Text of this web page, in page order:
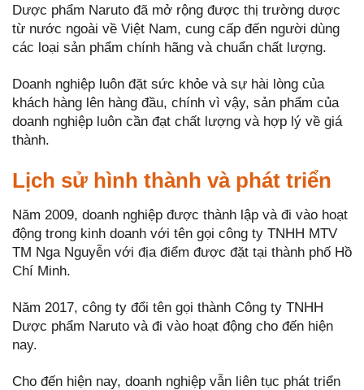
Dược phẩm Naruto đã mở rộng được thị trường dược
từ nước ngoài về Việt Nam, cung cấp đến người dùng
các loại sản phẩm chính hãng và chuẩn chất lượng.
Doanh nghiệp luôn đặt sức khỏe và sự hài lòng của
khách hàng lên hàng đầu, chính vì vậy, sản phẩm của
doanh nghiệp luôn cần đạt chất lượng và hợp lý về giá
thành.
Lịch sử hình thành và phát triển
Năm 2009, doanh nghiệp được thành lập và đi vào hoạt
động trong kinh doanh với tên gọi công ty TNHH MTV
TM Nga Nguyễn với địa điểm được đặt tại thành phố Hồ
Chí Minh.
Năm 2017, công ty đổi tên gọi thành Công ty TNHH
Dược phẩm Naruto và đi vào hoạt động cho đến hiện
nay.
Cho đến hiện nay, doanh nghiệp vẫn liên tục phát triển